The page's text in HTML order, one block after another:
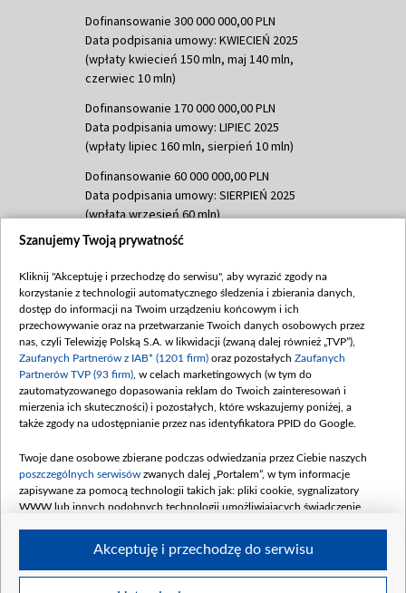
Dofinansowanie 300 000 000,00 PLN
Data podpisania umowy: KWIECIEŃ 2025
(wpłaty kwiecień 150 mln, maj 140 mln,
czerwiec 10 mln)
Dofinansowanie 170 000 000,00 PLN
Data podpisania umowy: LIPIEC 2025
(wpłaty lipiec 160 mln, sierpień 10 mln)
Dofinansowanie 60 000 000,00 PLN
Data podpisania umowy: SIERPIEŃ 2025
(wpłata wrzesień 60 mln)
Dofinansowanie 635 783 051,21 PLN
(wpłata wrzesień 100 mln, październik 350
mln, listopad 265 mln)
Dofinansowanie 48 862 000,00 PLN
Data podpisania umowy: GRUDZIEŃ 2025
(wpłata grudzień 60,548 mln)
Dofinansowanie 900 000 000,00 PLN
Data podpisania umowy: LUTY 2026 (wpłata
kwiecień 180 mln, 7 maja 180 mln, 8
czerwca 90 mln)
Dofinansowanie 250 000 000,00 PLN
4 sierpnia 250 mln
Szanujemy Twoją prywatność
Kliknij "Akceptuję i przechodzę do serwisu", aby wyrazić zgody na
korzystanie z technologii automatycznego śledzenia i zbierania danych,
dostęp do informacji na Twoim urządzeniu końcowym i ich
przechowywanie oraz na przetwarzanie Twoich danych osobowych przez
nas, czyli Telewizję Polską S.A. w likwidacji (zwaną dalej również „TVP”),
Zaufanych Partnerów z IAB* (1201 firm) oraz pozostałych Zaufanych
Partnerów TVP (93 firm) , w celach marketingowych (w tym do
zautomatyzowanego dopasowania reklam do Twoich zainteresowań i
mierzenia ich skuteczności) i pozostałych, które wskazujemy poniżej, a
także zgody na udostępnianie przez nas identyfikatora PPID do Google.
Twoje dane osobowe zbierane podczas odwiedzania przez Ciebie naszych
poszczególnych serwisów zwanych dalej „Portalem”, w tym informacje
zapisywane za pomocą technologii takich jak: pliki cookie, sygnalizatory
WWW lub innych podobnych technologii umożliwiających świadczenie
Twoje dane osobowe zbierane podczas odwiedzania przez Ciebie
Akceptuję i przechodzę do serwisu